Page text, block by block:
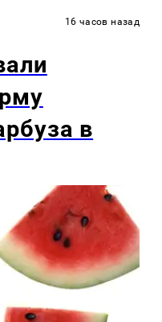
16 часов назад
в